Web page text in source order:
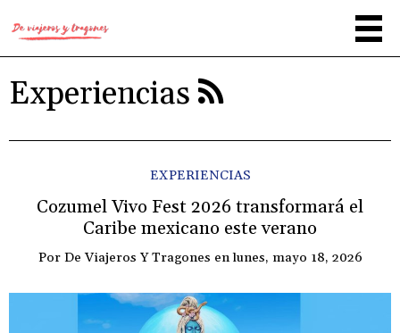
Experiencias
EXPERIENCIAS
Cozumel Vivo Fest 2026 transformará el
Caribe mexicano este verano
Por De Viajeros Y Tragones enlunes, mayo 18, 2026